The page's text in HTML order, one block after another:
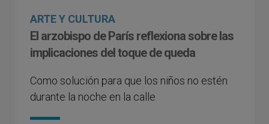
ARTE Y CULTURA
El arzobispo de París reflexiona sobre las
implicaciones del toque de queda
Como solución para que los niños no estén
durante la noche en la calle